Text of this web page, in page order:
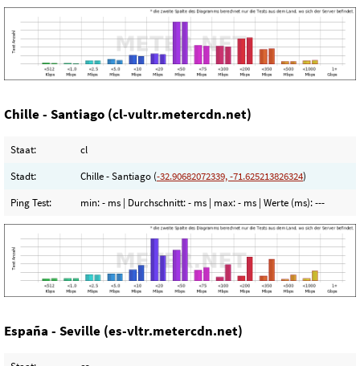
Chille - Santiago (cl-vultr.metercdn.net)
Staat:
cl
Stadt:
Chille - Santiago (-32.90682072339, -71.625213826324)
Ping Test:
min:- ms | Durchschnitt:- ms | max:- ms | Werte (ms):---
España - Seville (es-vltr.metercdn.net)